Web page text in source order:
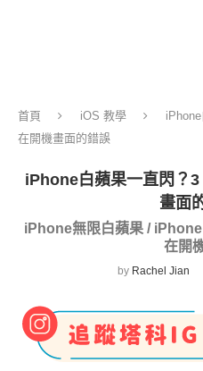
首頁 iOS 教學
在開機畫面的錯誤
iPhone白蘋果一直閃？
畫面
iPhone無限白蘋果 /
在開
by Rachel Jian